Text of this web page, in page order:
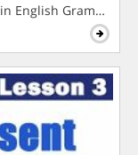
English Grammar